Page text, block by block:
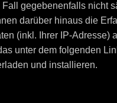
gegebenenfalls nicht
darüber hinaus die
(inkl. Ihrer IP-Adresse)
unter dem folgenden
und installieren.